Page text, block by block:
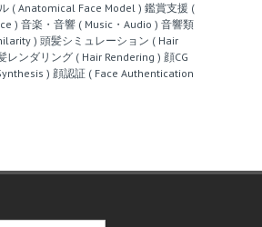
( Anatomical Face Model ) 鑑賞支援 (
) 音楽・音響 ( Music・Audio ) 音響類
) 頭髪シミュレーション ( Hair
レンダリング ( Hair Rendering ) 顔CG
) 顔認証 ( Face Authentication